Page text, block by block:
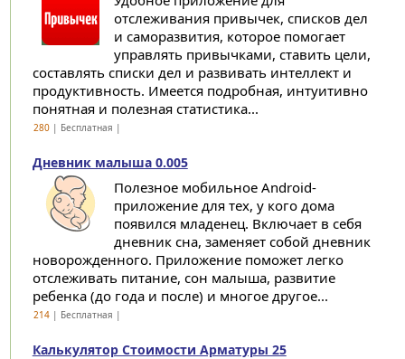
отслеживания привычек, списков дел
и саморазвития, которое помогает
управлять привычками, ставить цели,
составлять списки дел и развивать интеллект и
продуктивность. Имеется подробная, интуитивно
понятная и полезная статистика...
280| Бесплатная |
Дневник малыша 0.005
Полезное мобильное Android-
приложение для тех, у кого дома
появился младенец. Включает в себя
дневник сна, заменяет собой дневник
новорожденного. Приложение поможет легко
отслеживать питание, сон малыша, развитие
ребенка (до года и после) и многое другое...
214| Бесплатная |
Калькулятор Cтоимости Aрматуры 25